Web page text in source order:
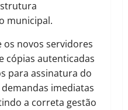
municipal.
novos servidores
cópias autenticadas
para assinatura do
imediatas
a correta gestão